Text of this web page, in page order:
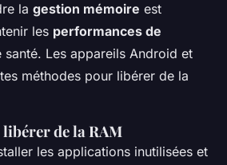
la gestion mémoire est
les performances de
santé. Les appareils Android et
méthodes pour libérer de la
de la RAM
les applications inutilisées et